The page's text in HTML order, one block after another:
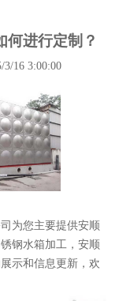
何进行定制？
3/16 3:00:00
为您主要提供安顺
锈钢水箱加工，安顺
示和信息更新，欢